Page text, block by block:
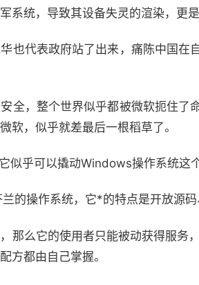
系统，导致其设备失灵的渲染，更
也代表政府站了出来，痛陈中国在
全，整个世界似乎都被微软扼住了
软，似乎就差最后一根稻草了。
似乎可以撬动Windows操作系统这
的操作系统，它*的特点是开放源码
那么它的使用者只能被动获得服务
方都由自己掌握。